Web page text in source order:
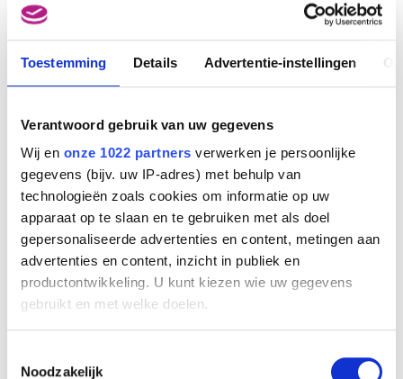
Toestemming Details Advertentie-instellingen
Verantwoord gebruik van uw gegevens
Wij en onze 1022 partners verwerken je persoonlijke
gegevens (bijv. uw IP-adres) met behulp van
technologieën zoals cookies om informatie op uw
apparaat op te slaan en te gebruiken met als doel
gepersonaliseerde advertenties en content, metingen aan
advertenties en content, inzicht in publiek en
productontwikkeling. U kunt kiezen wie uw gegevens
gebruikt en met welke doelen.
Informatie verzamelen over uw geografische
Noodzakelijk
Christus in de hemel
Midden : Christus in het graf. Rechterluik : De Engel des Kwaads